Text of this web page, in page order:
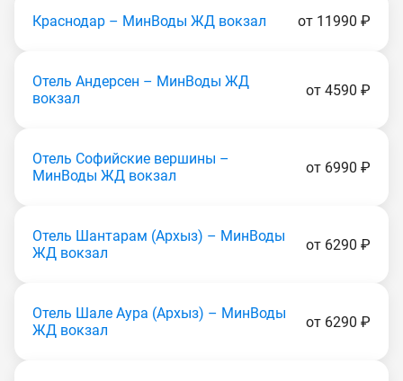
Краснодар – МинВоды ЖД вокзал от 11990 ₽
Отель Андерсен – МинВоды ЖД
вокзал
от 4590 ₽
Отель Софийские вершины –
МинВоды ЖД вокзал
от 6990 ₽
Отель Шантарам (Apxыз) – МинВоды
ЖД вокзал
от 6290 ₽
Отель Шале Аура (Apxыз) – МинВоды
ЖД вокзал
от 6290 ₽